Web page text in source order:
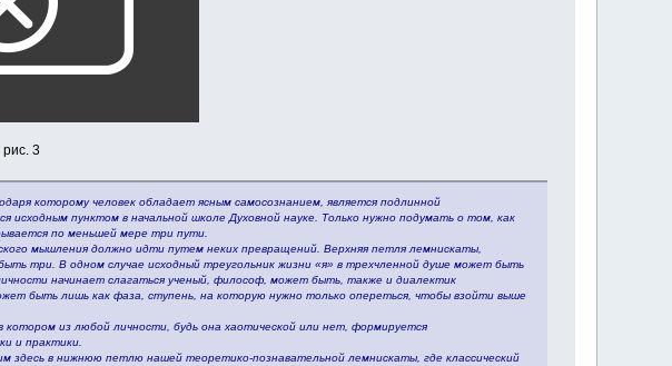
рис. 3
которому человек обладает ясным самосознанием, является подлинной
пунктом в начальной школе Духовной науке. Только нужно подумать о том, как
по меньшей мере три пути.
мышления должно идти путем неких превращений. Верхняя петля лемнискаты,
три. В одном случае исходный треугольник жизни «я» в трехчленной душе может быть
начинает слагаться ученый, философ, может быть, также и диалектик
быть лишь как фаза, ступень, на которую нужно только опереться, чтобы взойти выше
котором из любой личности, будь она хаотической или нет, формируется
и практики.
в нижнюю петлю нашей теоретико-познавательной лемнискаты, где классический